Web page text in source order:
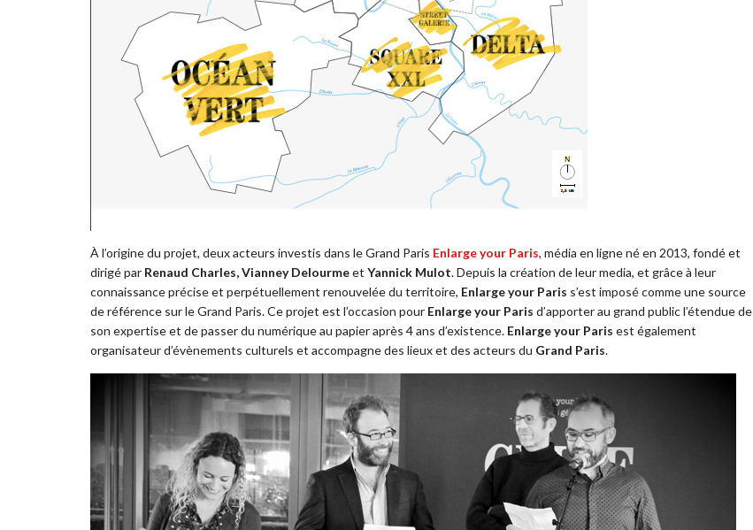
À l’origine du projet, deux acteurs investis dans le Grand Paris Enlarge your Paris, média en ligne né en 2013, fondé et
dirigé par Renaud Charles, Vianney Delourmeet Yannick Mulot. Depuis la création de leur media, et grâce à leur
connaissance précise et perpétuellement renouvelée du territoire, Enlarge your Paris s’est imposé comme une source
de référence sur le Grand Paris. Ce projet est l’occasion pour Enlarge your Paris d’apporter au grand public l’étendue de
son expertise et de passer du numérique au papier après 4 ans d’existence. Enlarge your Paris est également
organisateur d’évènements culturels et accompagne des lieux et des acteurs du Grand Paris.